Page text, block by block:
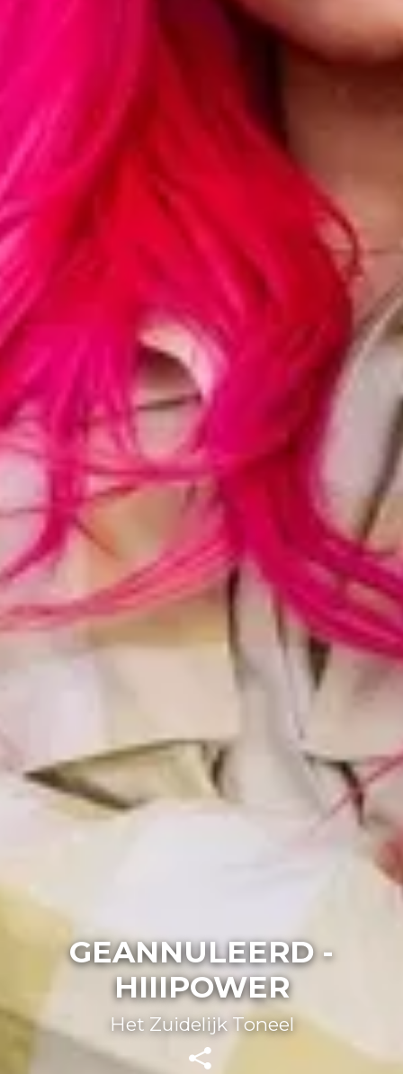
GEANNULEERD -
HIIIPOWER
Het Zuidelijk Toneel